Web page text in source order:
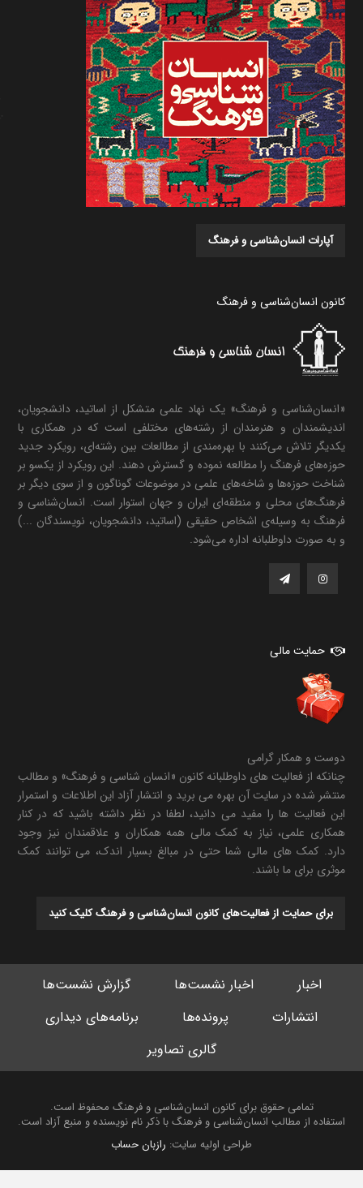
آپارات انسان‌شناسی و فرهنگ
کانون انسان‌شناسی و فرهنگ
«انسان‌شناسی و فرهنگ» یک نهاد علمی متشکل از اساتید، دانشجویان،
اندیشمندان و هنرمندان از رشته‌های مختلفی است که در همکاری با
یکدیگر تلاش می‌کنند با بهره‌مندی از مطالعات بین رشته‌ای، رویکرد جدید
حوزه‌های فرهنگ را مطالعه نموده و گسترش دهند. این رویکرد از یکسو بر
شناخت حوزه‌ها و شاخه‌های علمی در موضوعات گوناگون و از سوی دیگر بر
فرهنگ‌های محلی و منطقه‌ای ایران و جهان استوار است. انسان‌شناسی و
فرهنگ به وسیله‌ی اشخاص حقیقی (اساتید، دانشجویان، نویسندگان ...)
و به صورت داوطلبانه اداره می‌شود.
حمایت مالی
دوست و همکار گرامی
چنانکه از فعالیت های داوطلبانه کانون «انسان شناسی و فرهنگ» و مطالب
منتشر شده در سایت آن بهره می برید و انتشار آزاد این اطلاعات و استمرار
این فعالیت ها را مفید می دانید، لطفا در نظر داشته باشید که در کنار
همکاری علمی، نیاز به کمک مالی همه همکاران و علاقمندان نیز وجود
دارد. کمک های مالی شما حتی در مبالغ بسیار اندک، می توانند کمک
موثری برای ما باشند.
برای حمایت از فعالیت‌های کانون انسان‌شناسی و فرهنگ کلیک کنید
اخبار اخبار نشست‌ها
گزارش نشست‌ها
انتشارات
پرونده‌ها
برنامه‌های دیداری
گالری تصاویر
تمامی حقوق برای کانون انسان‌شناسی و فرهنگ محفوظ است.
استفاده از مطالب انسان‌شناسی و فرهنگ با ذکر نام نویسنده و منبع آزاد است.
طراحی اولیه سایت:رازبان حساب